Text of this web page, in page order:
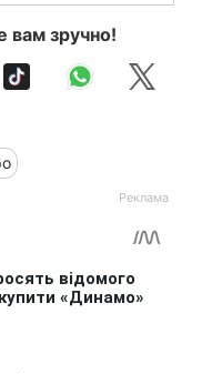
вам зручно!